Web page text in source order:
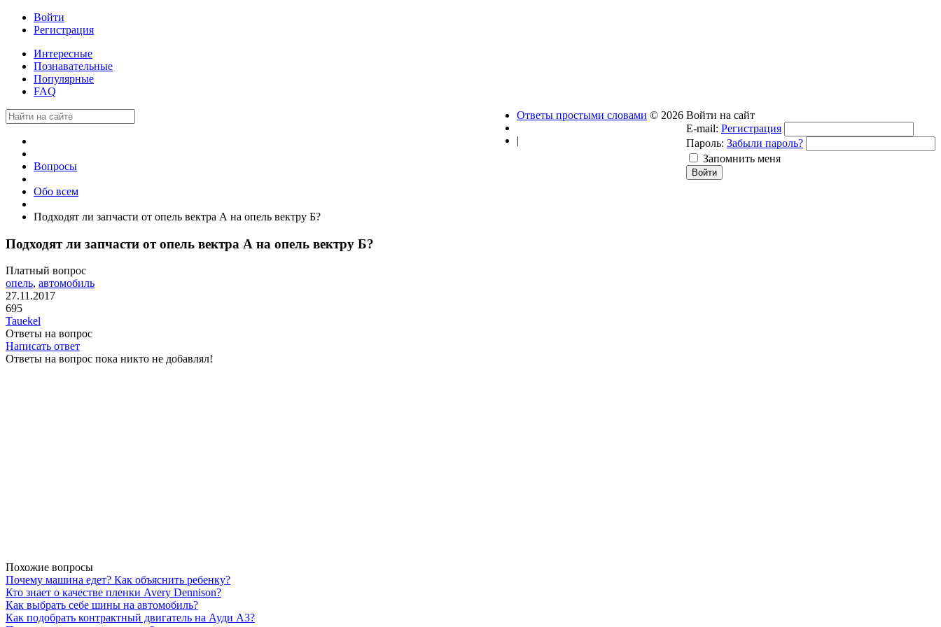
Войти
Регистрация
Интересные
Познавательные
Популярные
FAQ
Вопросы
Обо всем
Подходят ли запчасти от опель вектра А на опель вектру Б?
Подходят ли запчасти от опель вектра А на опель вектру Б?
Платный вопрос
опель, автомобиль
27.11.2017
695
Tauekel
Ответы на вопрос
Написать ответ
Ответы на вопрос пока никто не добавлял!
Похожие вопросы
Почему машина едет? Как объяснить ребенку?
Кто знает о качестве пленки Avery Dennison?
Как выбрать себе шины на автомобиль?
Как подобрать контрактный двигатель на Ауди А3?
Войти на сайт
E-mail: Регистрация
Пароль: Забыли пароль?
Запомнить меня
Ответы простыми словами © 2026
|